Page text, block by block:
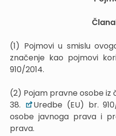
(1) Pojmovi u smislu
značenje kao pojmovi
910/2014.
(2) Pojam pravne osobe iz
38.
Uredbe (EU) br.
osobe javnoga prava i
prava.